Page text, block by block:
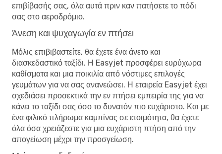
επιβίβασής σας, όλα αυτά πριν καν πατήσετε το πόδι
σας στο αεροδρόμιο.
Άνεση και ψυχαγωγία εν πτήσει
Μόλις επιβιβαστείτε, θα έχετε ένα άνετο και
διασκεδαστικό ταξίδι. Η Easyjet προσφέρει ευρύχωρα
καθίσματα και μια ποικιλία από νόστιμες επιλογές
γευμάτων για να σας ανανεώσει. Η εταιρεία Easyjet έχει
σχεδιάσει προσεκτικά την εν πτήσει εμπειρία της για να
κάνει το ταξίδι σας όσο το δυνατόν πιο ευχάριστο. Και με
ένα φιλικό πλήρωμα καμπίνας σε ετοιμότητα, θα έχετε
όλα όσα χρειάζεστε για μια ευχάριστη πτήση από την
απογείωση μέχρι την προσγείωση.